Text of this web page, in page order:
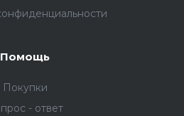
Помощь
Покупки
- ответ